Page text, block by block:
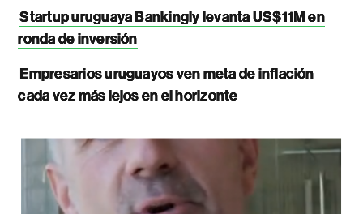
Startup uruguaya Bankingly levanta US$11M en
ronda de inversión
Empresarios uruguayos ven meta de inflación
cada vez más lejos en el horizonte